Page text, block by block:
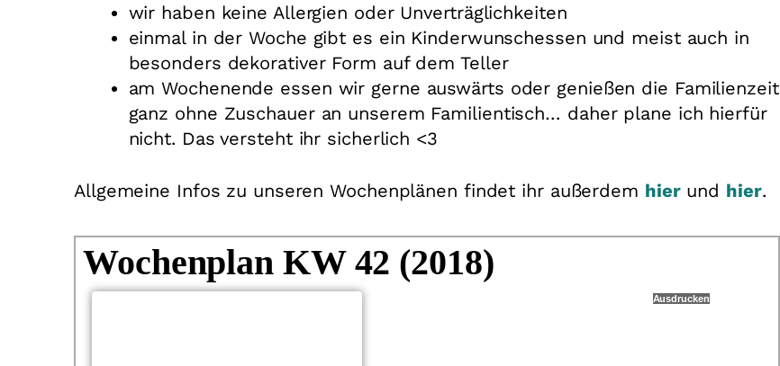
wir haben keine Allergien oder Unverträglichkeiten
einmal in der Woche gibt es ein Kinderwunschessen und meist auch in
besonders dekorativer Form auf dem Teller
am Wochenende essen wir gerne auswärts oder genießen die Familienzeit
ganz ohne Zuschauer an unserem Familientisch… daher plane ich hierfür
nicht. Das versteht ihr sicherlich <3
Allgemeine Infos zu unseren Wochenplänen findet ihr außerdem hierund hier.
Wochenplan KW 42 (2018)
Ausdrucken